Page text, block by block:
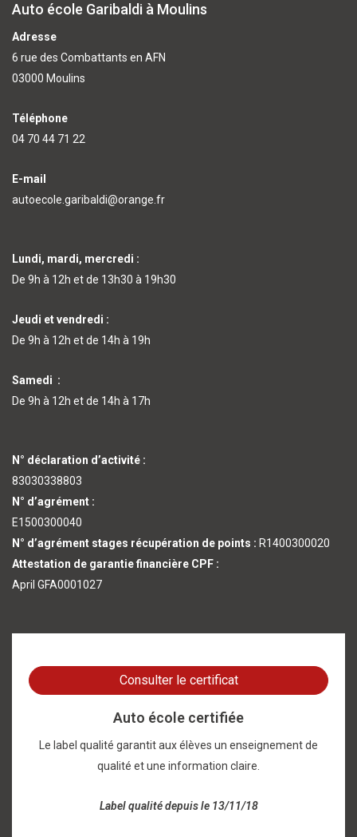
Auto école Garibaldi à Moulins
Adresse
6 rue des Combattants en AFN
03000 Moulins
Téléphone
04 70 44 71 22
E-mail
autoecole.garibaldi@orange.fr
Lundi, mardi, mercredi :
De 9h à 12h et de 13h30 à 19h30
Jeudi et vendredi :
De 9h à 12h et de 14h à 19h
Samedi :
De 9h à 12h et de 14h à 17h
N° déclaration d’activité :
83030338803
N° d’agrément :
E1500300040
N° d’agrément stages récupération de points : R1400300020
Attestation de garantie financière CPF :
April GFA0001027
Consulter le certificat
Auto école certifiée
Le label qualité garantit aux élèves un enseignement de
qualité et une information claire.
Label qualité depuis le 13/11/18